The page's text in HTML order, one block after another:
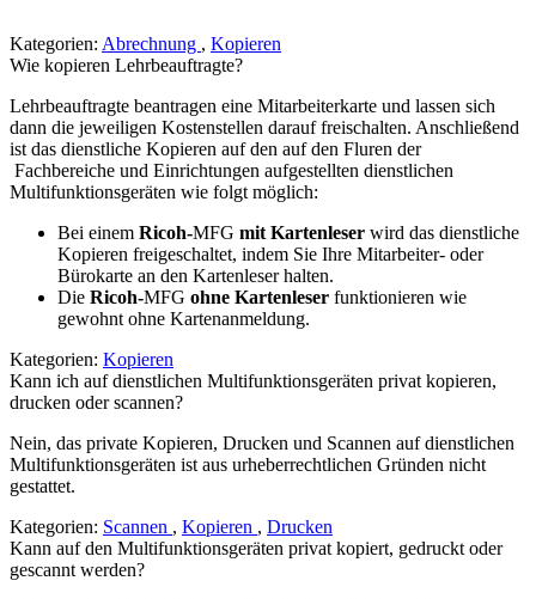
Kategorien: Abrechnung , Kopieren
Wie kopieren Lehrbeauftragte?
Lehrbeauftragte beantragen eine Mitarbeiterkarte und lassen sich
dann die jeweiligen Kostenstellen darauf freischalten. Anschließend
ist das dienstliche Kopieren auf den auf den Fluren der
Fachbereiche und Einrichtungen aufgestellten dienstlichen
Multifunktionsgeräten wie folgt möglich:
Bei einem Ricoh-MFG mit Kartenleser wird das dienstliche
Kopieren freigeschaltet, indem Sie Ihre Mitarbeiter- oder
Bürokarte an den Kartenleser halten.
Die Ricoh-MFG ohne Kartenleser funktionieren wie
gewohnt ohne Kartenanmeldung.
Kategorien: Kopieren
Kann ich auf dienstlichen Multifunktionsgeräten privat kopieren,
drucken oder scannen?
Nein, das private Kopieren, Drucken und Scannen auf dienstlichen
Multifunktionsgeräten ist aus urheberrechtlichen Gründen nicht
gestattet.
Kategorien: Scannen , Kopieren , Drucken
Kann auf den Multifunktionsgeräten privat kopiert, gedruckt oder
gescannt werden?